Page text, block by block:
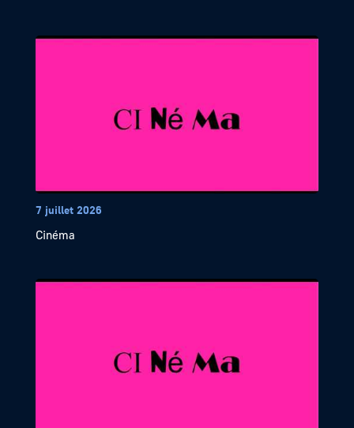
7 juillet 2026
Cinéma